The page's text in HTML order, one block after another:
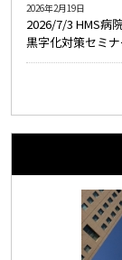
2026/7/3 HMS病
黒字化対策セミ
2026年2月19日